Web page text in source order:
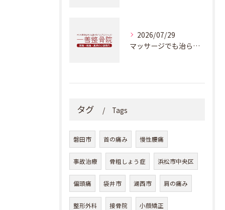
2026/07/29
マッサージでも治らない肩こり・偏頭痛の根本原因とは？浜松市でカイロプラクティックをお探しなら一善整骨院へ
タグ Tags
磐田市 首の痛み 慢性腰痛
事故治療 骨粗しょう症 浜松市中央区
偏頭痛 袋井市 湖西市 肩の痛み
整形外科 接骨院 小顔矯正